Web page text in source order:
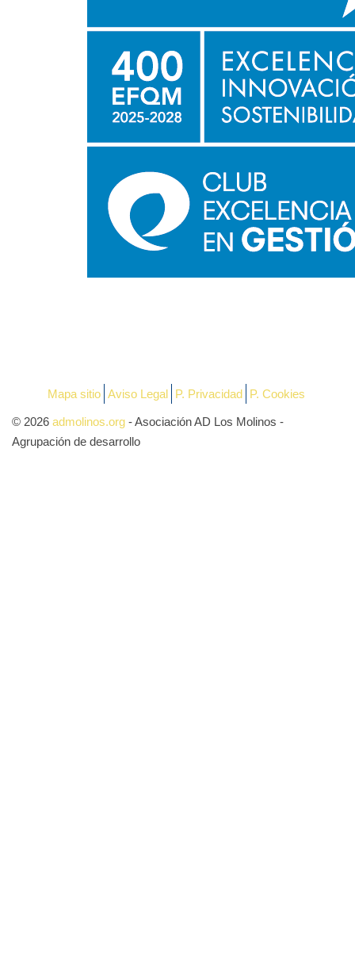
Mapa sitio Aviso Legal P. Privacidad P. Cookies
© 2026 admolinos.org - Asociación AD Los Molinos -
Agrupación de desarrollo